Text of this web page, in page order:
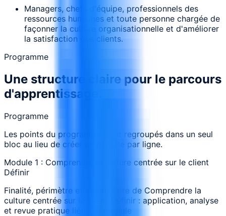
Managers, chefs d'équipe, professionnels des
ressources humaines et toute personne chargée de
façonner la culture organisationnelle et d'améliorer
la satisfaction des clients.
Programme
Une structure claire pour le parcours
d'apprentissage.
Programme
Les points du programme sont regroupés dans un seul
bloc au lieu de créer un module par ligne.
Module 1 : Comprendre la culture centrée sur le client
Définir
Finalité, périmètre et vocabulaire de Comprendre la
culture centrée sur le client Définir : application, analyse
et revue pratique liées au module